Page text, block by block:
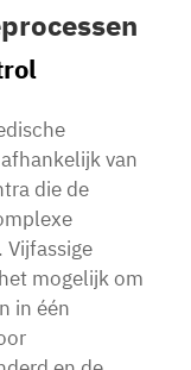
van
die de
mogelijk om
in één